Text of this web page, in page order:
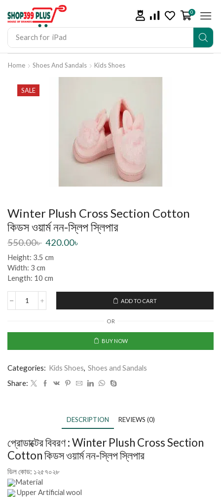
Search for iPad
0
Home Shoes And Sandals Kids Shoes
SALE
Winter Plush Cross Section Cotton
কিডস ওয়ার্ম নন-স্লিপ স্লিপার
550.00৳ 420.00৳
Height: 3.5 cm
Width: 3 cm
Length: 10 cm
ADD TO CART
OR
BUY NOW
Categories: Kids Shoes, Shoes and Sandals
Share:
DESCRIPTION REVIEWS (0)
প্রোডাক্টের বিবরণ :Winter Plush Cross Section
Cotton কিডস ওয়ার্ম নন-স্লিপ স্লিপার
ডিল কোড: ১২৫৭০২৮
Material
Upper Artificial wool